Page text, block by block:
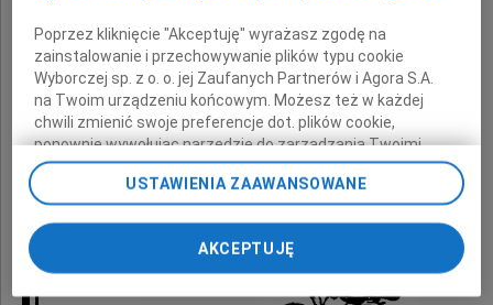
Poprzez kliknięcie "Akceptuję" wyrażasz zgodę na
zainstalowanie i przechowywanie plików typu cookie
Wyborczej sp. z o. o. jej Zaufanych Partnerów i Agora S.A.
na Twoim urządzeniu końcowym. Możesz też w każdej
chwili zmienić swoje preferencje dot. plików cookie,
ponownie wywołując narzędzie do zarządzania Twoimi
preferencjami dot. przetwarzania danych poprzez
odnośnik „Ustawienia prywatności” w stopce serwisu i
przechodząc do sekcji „Ustawienia zaawansowane”.
Zmiana ustawień plików cookie możliwa jest także za
pomocą ustawień przeglądarki.
My, nasi Zaufani Partnerzy i Agora S.A. możemy
USTAWIENIA ZAAWANSOWANE
AKCEPTUJĘ